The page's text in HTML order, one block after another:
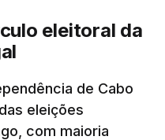
eleitoral da
de Cabo
eleições
com maioria